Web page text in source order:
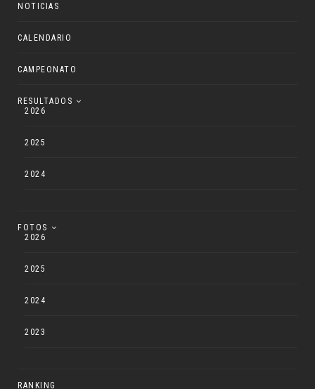
NOTICIAS
CALENDARIO
CAMPEONATO
RESULTADOS
2026
2025
2024
FOTOS
2026
2025
2024
2023
RANKING